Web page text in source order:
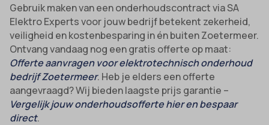
Gebruik maken van een onderhoudscontract via SA
Elektro Experts voor jouw bedrijf betekent zekerheid,
veiligheid en kostenbesparing in én buiten Zoetermeer.
Ontvang vandaag nog een gratis offerte op maat:
Offerte aanvragen voor elektrotechnisch onderhoud
bedrijf Zoetermeer. Heb je elders een offerte
aangevraagd? Wij bieden laagste prijs garantie –
Vergelijk jouw onderhoudsofferte hier en bespaar
direct.